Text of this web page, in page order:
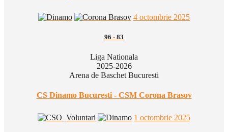
4 octombrie 2025
96 - 83
Liga Nationala
2025-2026
Arena de Baschet Bucuresti
CS Dinamo Bucuresti - CSM Corona Brasov
1 octombrie 2025